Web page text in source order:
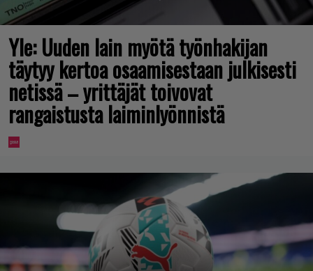
Yle: Uuden lain myötä työnhakijan
täytyy kertoa osaamisestaan julkisesti
netissä – yrittäjät toivovat
rangaistusta laiminlyönnistä